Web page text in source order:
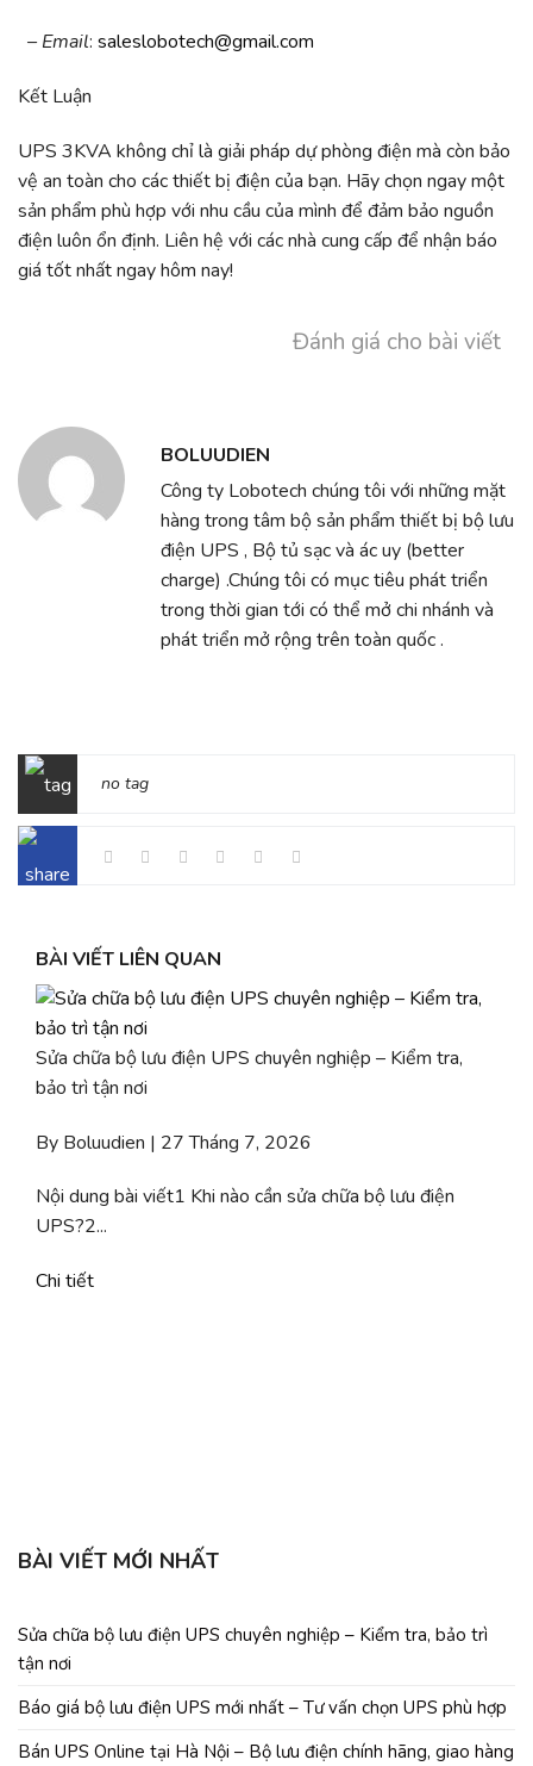
– Email: saleslobotech@gmail.com
Kết Luận
UPS 3KVA không chỉ là giải pháp dự phòng điện mà còn bảo
vệ an toàn cho các thiết bị điện của bạn. Hãy chọn ngay một
sản phẩm phù hợp với nhu cầu của mình để đảm bảo nguồn
điện luôn ổn định. Liên hệ với các nhà cung cấp để nhận báo
giá tốt nhất ngay hôm nay!
Đánh giá cho bài viết
BOLUUDIEN
Công ty Lobotech chúng tôi với những mặt
hàng trong tâm bộ sản phẩm thiết bị bộ lưu
điện UPS , Bộ tủ sạc và ác uy (better
charge) .Chúng tôi có mục tiêu phát triển
trong thời gian tới có thể mở chi nhánh và
phát triển mở rộng trên toàn quốc .
no tag
BÀI VIẾT LIÊN QUAN
Sửa chữa bộ lưu điện UPS chuyên nghiệp – Kiểm tra,
bảo trì tận nơi
By Boluudien | 27 Tháng 7, 2026
Nội dung bài viết1 Khi nào cần sửa chữa bộ lưu điện
UPS?2...
Chi tiết
BÀI VIẾT MỚI NHẤT
Sửa chữa bộ lưu điện UPS chuyên nghiệp – Kiểm tra, bảo trì
tận nơi
Báo giá bộ lưu điện UPS mới nhất – Tư vấn chọn UPS phù hợp
Bán UPS Online tại Hà Nội – Bộ lưu điện chính hãng, giao hàng